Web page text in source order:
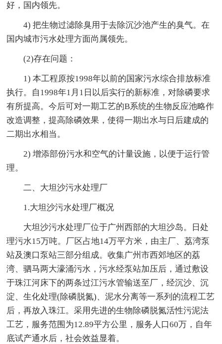
好，国内领先。
4) 把生物过滤除臭用于去除沉沙池产生的臭气。在
国内城市污水处理方面尚属领先。
(2)存在问题：
1) 本工程原按1998年以前的国家污水综合排放标准
执行。自1998年1月1日以后实行的新标准，对除磷要求
有所提高。今后可对一期工艺的B系统的生物反应池略作
改造调整，提高除磷效果，使得一期出水与日后建成的
二期出水相当。
2) 增添部份污水和空气的计量设施，以便于运行管
理。
二、大坦沙污水处理厂
1.大坦沙污水处理厂概况
大坦沙污水处理厂位于广州西部的大坦沙岛。日处
理污水15万吨。厂区占地14万平方米，由主厂、荔湾泵
站及澳口泵站三部分组成。收集广州市西郊地区的荔
湾、驷马两大濠涌污水，污水经泵站加压后，通过敷设
于珠江河床下的两条过江污水管输送至厂，经沉沙、沉
淀、生化处理(除磷脱氮)、泥水分离等一系列的流程工艺
后，再放入珠江。采用先进的生物除磷脱氮活性污泥法
工艺，服务范围为12.89平方公里，服务人口60万，自年
底试产通水后，社会效益显着。